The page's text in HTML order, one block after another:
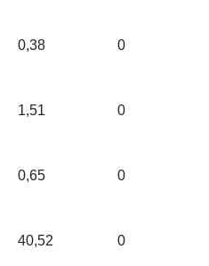
0,38 0
1,51 0
0,65 0
40,52 0